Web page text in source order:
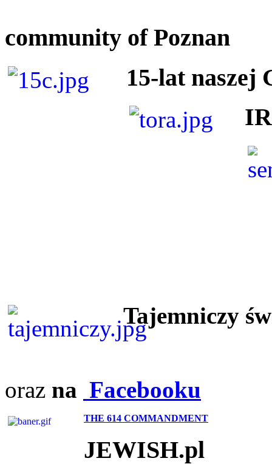
community of Poznan
15-lat naszej
Tajemniczy
oraz na Facebooku
THE 614 COMMANDMENT
JEWISH.pl